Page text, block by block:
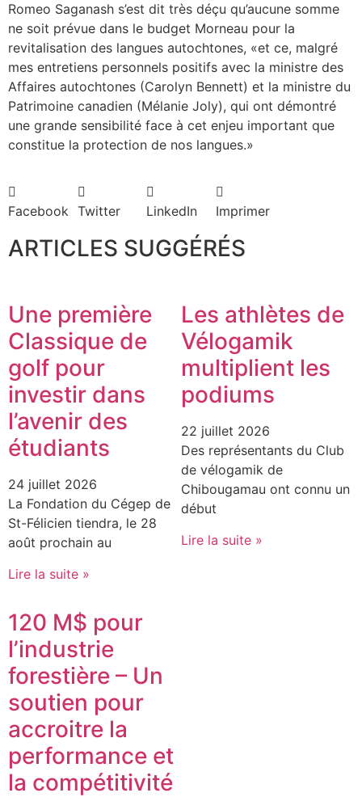
Romeo Saganash s’est dit très déçu qu’aucune somme
ne soit prévue dans le budget Morneau pour la
revitalisation des langues autochtones, «et ce, malgré
mes entretiens personnels positifs avec la ministre des
Affaires autochtones (Carolyn Bennett) et la ministre du
Patrimoine canadien (Mélanie Joly), qui ont démontré
une grande sensibilité face à cet enjeu important que
constitue la protection de nos langues.»
Facebook Twitter LinkedIn Imprimer
ARTICLES SUGGÉRÉS
Une première
Classique de
golf pour
investir dans
l’avenir des
étudiants
24 juillet 2026
La Fondation du Cégep de
St-Félicien tiendra, le 28
août prochain au
Lire la suite »
Les athlètes de
Vélogamik
multiplient les
podiums
22 juillet 2026
Des représentants du Club
de vélogamik de
Chibougamau ont connu un
début
Lire la suite »
120 M$ pour
l’industrie
forestière – Un
soutien pour
accroitre la
performance et
la compétitivité